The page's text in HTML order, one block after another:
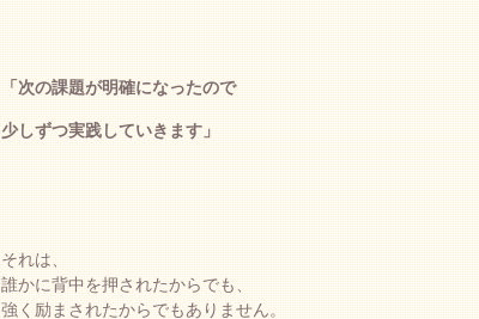
「次の課題が明確になったので
少しずつ実践していきます」
それは、
誰かに背中を押されたからでも、
強く励まされたからでもありません。